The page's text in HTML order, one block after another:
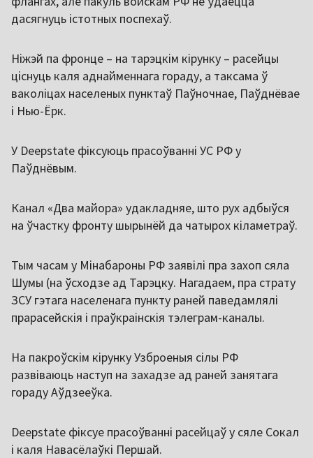
дасягнуць істотных поспехаў.
Ніжэй па фронце – на тарэцкім кірунку – расейцы
ціснуць каля аднайменнага гораду, а таксама ў
ваколіцах населеных пунктаў Паўночнае, Паўднёвае
і Нью-Ёрк.
У Deepstate фіксуюць прасоўванні УС РФ у
Паўднёвым.
Канал «Два майора» удакладняе, што рух адбыўся
на ўчастку фронту шырынёй да чатырох кіламетраў.
Тым часам у Мінабароны РФ заявілі пра захоп сяла
Шумы (на ўсходзе ад Тарэцку. Нагадаем, пра страту
ЗСУ гэтага населенага пункту раней паведамлялі
прарасейскія і праўкраінскія тэлеграм-каналы.
На пакроўскім кірунку Узброеныя сілы РФ
развіваюць наступ на захадзе ад раней занятага
гораду Аўдзееўка.
Deepstate фіксуе прасоўванні расейцаў у сяле Сокал
і каля Навасёлаўкі Першай.